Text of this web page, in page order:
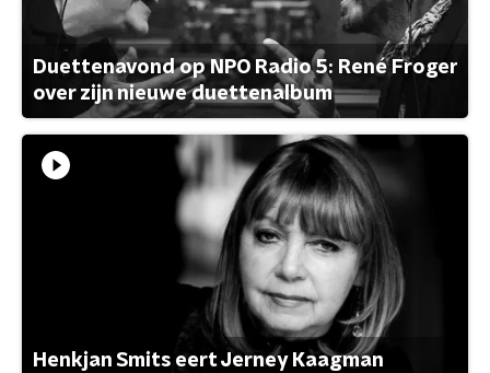
Duettenavond op NPO Radio 5: René Froger
over zijn nieuwe duettenalbum
Henkjan Smits eert Jerney Kaagman